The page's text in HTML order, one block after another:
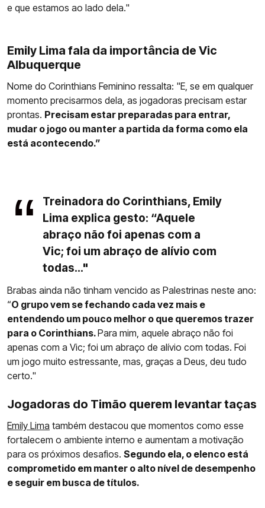
e que estamos ao lado dela."
Emily Lima fala da importância de Vic
Albuquerque
Nome do Corinthians Feminino ressalta: "E, se em qualquer
momento precisarmos dela, as jogadoras precisam estar
prontas. Precisam estar preparadas para entrar,
mudar o jogo ou manter a partida da forma como ela
está acontecendo.”
Treinadora do Corinthians, Emily
Lima explica gesto: “Aquele
abraço não foi apenas com a
Vic; foi um abraço de alívio com
todas..."
Brabas ainda não tinham vencido as Palestrinas neste ano:
“O grupo vem se fechando cada vez mais e
entendendo um pouco melhor o que queremos trazer
para o Corinthians.Para mim, aquele abraço não foi
apenas com a Vic; foi um abraço de alívio com todas. Foi
um jogo muito estressante, mas, graças a Deus, deu tudo
certo."
Jogadoras do Timão querem levantar taças
Emily Lima também destacou que momentos como esse
fortalecem o ambiente interno e aumentam a motivação
para os próximos desafios. Segundo ela, o elenco está
comprometido em manter o alto nível de desempenho
e seguir em busca de títulos.